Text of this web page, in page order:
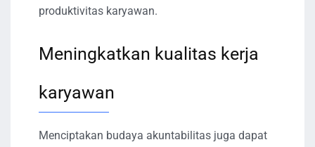
produktivitas karyawan.
Meningkatkan kualitas kerja
karyawan
Menciptakan budaya akuntabilitas juga dapat